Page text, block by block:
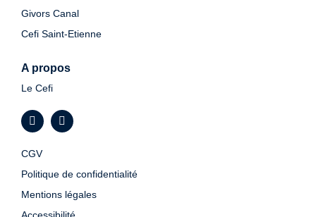
Givors Canal
Cefi Saint-Etienne
A propos
Le Cefi
CGV
Politique de confidentialité
Mentions légales